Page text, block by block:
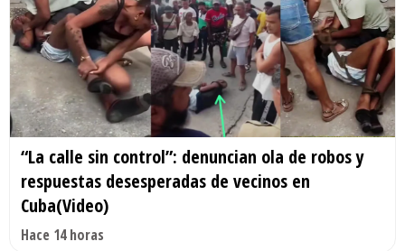
“La calle sin control”: denuncian ola de robos y
respuestas desesperadas de vecinos en
Cuba(Video)
Hace 14 horas